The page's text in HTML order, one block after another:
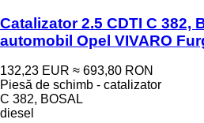
Catalizator 2.5 CDTI C 382,
automobil Opel VIVARO
132,23 EUR ≈ 693,80 RON
Piesă de schimb - catalizator
C 382, BOSAL
diesel